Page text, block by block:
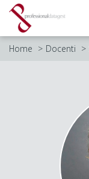
Home Docenti